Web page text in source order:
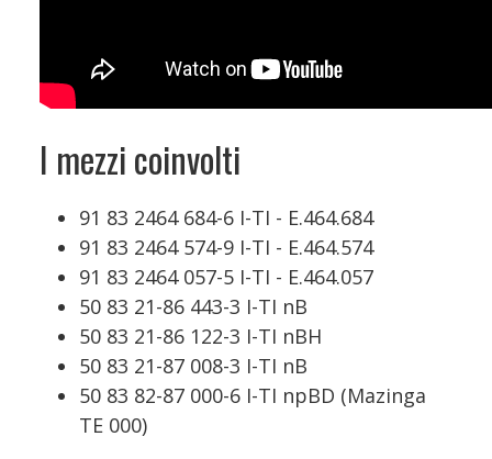
I mezzi coinvolti
91 83 2464 684-6 I-TI - E.464.684
91 83 2464 574-9 I-TI - E.464.574
91 83 2464 057-5 I-TI - E.464.057
50 83 21-86 443-3 I-TI nB
50 83 21-86 122-3 I-TI nBH
50 83 21-87 008-3 I-TI nB
50 83 82-87 000-6 I-TI npBD (Mazinga
TE 000)